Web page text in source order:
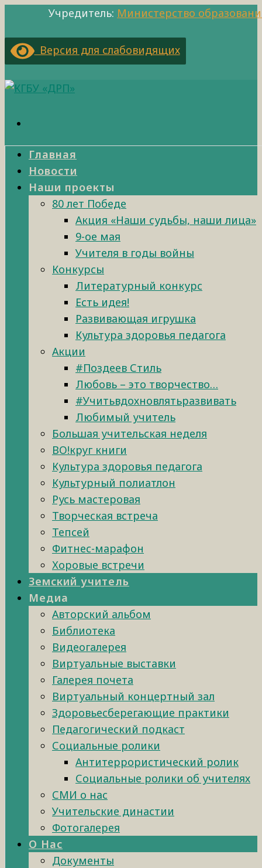
Учредитель: Министерство
Версия для слабовидящих
Главная
Новости
Наши проекты
80 лет Победе
Акция «Наши судьбы, наши лица»
9-ое мая
Учителя в годы войны
Конкурсы
Литературный конкурс
Есть идея!
Развивающая игрушка
Культура здоровья педагога
Акции
#Поздеев Стиль
Любовь – это творчество…
#Учитьвдохновлятьразвивать
Любимый учитель
Большая учительская неделя
ВО!круг книги
Культура здоровья педагога
Культурный полиатлон
Русь мастеровая
Творческая встреча
Тепсей
Фитнес-марафон
Хоровые встречи
Земский учитель
Медиа
Авторский альбом
Библиотека
Видеогалерея
Виртуальные выставки
Галерея почета
Виртуальный концертный зал
Здоровьесберегающие практики
Педагогический подкаст
Социальные ролики
Антитеррористический ролик
Социальные ролики об учителях
СМИ о нас
Учительские династии
Фотогалерея
О Нас
Документы